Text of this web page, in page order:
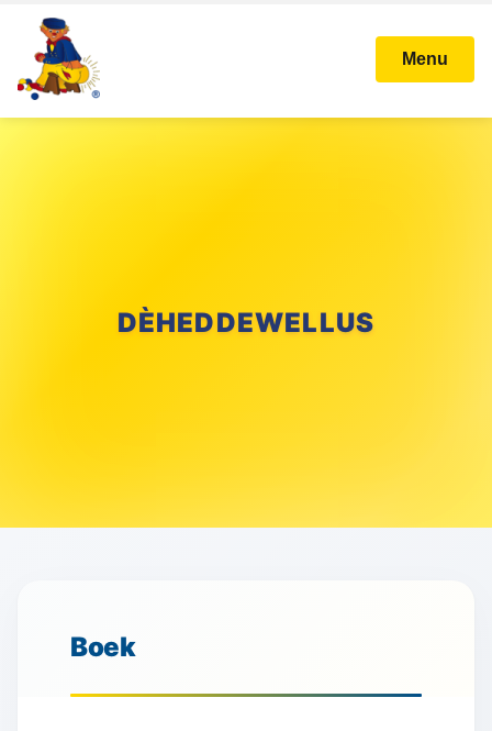
Menu
DÈHEDDEWELLUS
Boek